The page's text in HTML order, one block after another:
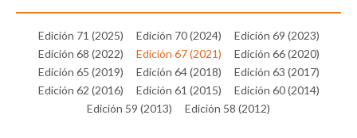
Edición 71 (2025) Edición 70 (2024)
Edición 69 (2023)
Edición 68 (2022)
Edición 67 (2021)
Edición 66 (2020)
Edición 65 (2019)
Edición 64 (2018)
Edición 63 (2017)
Edición 62 (2016)
Edición 61 (2015)
Edición 60 (2014)
Edición 59 (2013)
Edición 58 (2012)